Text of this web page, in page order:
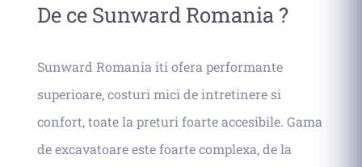
De ce Sunward Romania ?
Sunward Romania iti ofera performante
superioare, costuri mici de intretinere si
confort, toate la preturi foarte accesibile. Gama
de excavatoare este foarte complexa, de la